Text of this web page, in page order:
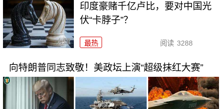
印度豪赌千亿卢比，要对中国光
伏“卡脖子”？
最热 阅读 3288
向特朗普同志致敬！美政坛上演“超级抹红大赛”